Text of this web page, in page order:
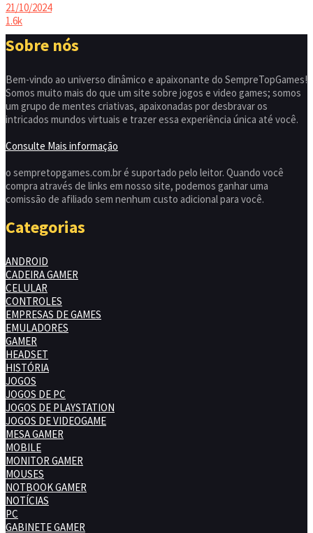
21/10/2024
1.6k
Sobre nós
Bem-vindo ao universo dinâmico e apaixonante do SempreTopGames!
Somos muito mais do que um site sobre jogos e video games; somos
um grupo de mentes criativas, apaixonadas por desbravar os
intricados mundos virtuais e trazer essa experiência única até você.
Consulte Mais informação
o sempretopgames.com.br é suportado pelo leitor. Quando você
compra através de links em nosso site, podemos ganhar uma
comissão de afiliado sem nenhum custo adicional para você.
Categorias
ANDROID
CADEIRA GAMER
CELULAR
CONTROLES
EMPRESAS DE GAMES
EMULADORES
GAMER
HEADSET
HISTÓRIA
JOGOS
JOGOS DE PC
JOGOS DE PLAYSTATION
JOGOS DE VIDEOGAME
MESA GAMER
MOBILE
MONITOR GAMER
MOUSES
NOTBOOK GAMER
NOTÍCIAS
PC
GABINETE GAMER